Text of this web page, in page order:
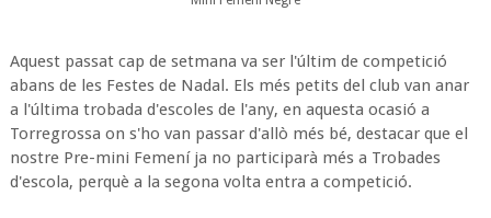
Aquest passat cap de setmana va ser l'últim de competició
abans de les Festes de Nadal. Els més petits del club van anar
a l'última trobada d'escoles de l'any, en aquesta ocasió a
Torregrossa on s'ho van passar d'allò més bé, destacar que el
nostre Pre-mini Femení ja no participarà més a Trobades
d'escola, perquè a la segona volta entra a competició.